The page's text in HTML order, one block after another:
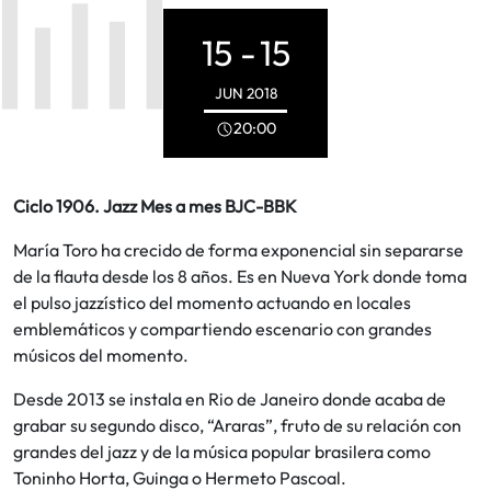
15 -15
JUN 2018
20:00
Ciclo 1906. Jazz Mes a mes BJC-BBK
María Toro ha crecido de forma exponencial sin separarse
de la flauta desde los 8 años. Es en Nueva York donde toma
el pulso jazzístico del momento actuando en locales
emblemáticos y compartiendo escenario con grandes
músicos del momento.
Desde 2013 se instala en Rio de Janeiro donde acaba de
grabar su segundo disco, “Araras”, fruto de su relación con
grandes del jazz y de la música popular brasilera como
Toninho Horta, Guinga o Hermeto Pascoal.